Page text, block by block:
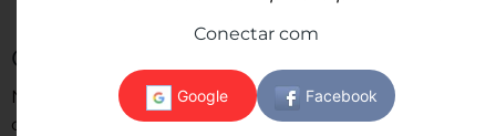
Condicional inclusiva
Na combinação condicional inclusiva queremos ter
certeza de que um número dos elementos do
Conectar com